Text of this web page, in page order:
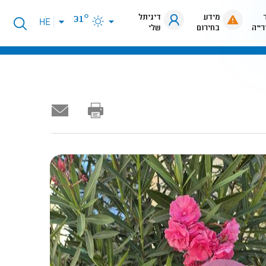
מידע
בחירום
דיגיתל
שלי
31°
פתיחת
תפריט
HE